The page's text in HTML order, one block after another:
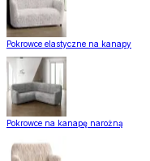
Pokrowce elastyczne na kanapy
Pokrowce na kanapę narożną